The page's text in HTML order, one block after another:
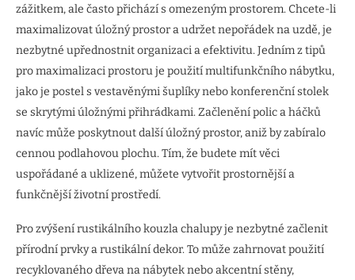
zážitkem, ale často přichází s omezeným prostorem. Chcete-li
maximalizovat úložný prostor a udržet nepořádek na uzdě, je
nezbytné upřednostnit organizaci a efektivitu. Jedním z tipů
pro maximalizaci prostoru je použití multifunkčního nábytku,
jako je postel s vestavěnými šuplíky nebo konferenční stolek
se skrytými úložnými přihrádkami. Začlenění polic a háčků
navíc může poskytnout další úložný prostor, aniž by zabíralo
cennou podlahovou plochu. Tím, že budete mít věci
uspořádané a uklizené, můžete vytvořit prostornější a
funkčnější životní prostředí.
Pro zvýšení rustikálního kouzla chalupy je nezbytné začlenit
přírodní prvky a rustikální dekor. To může zahrnovat použití
recyklovaného dřeva na nábytek nebo akcentní stěny,